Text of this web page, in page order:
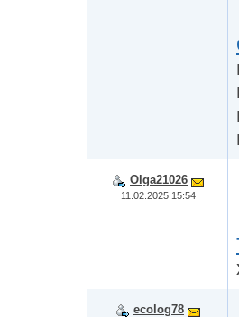
Olga21026
11.02.2025 15:54
ecolog78